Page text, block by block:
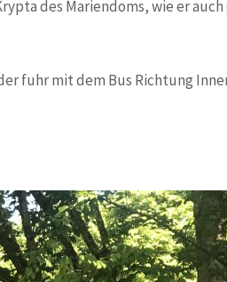
des Mariendoms, wie er
fuhr mit dem Bus Richtung